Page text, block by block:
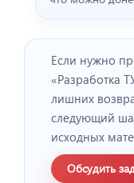
Если нужно
«Разработка
лишних
следующий
исходных
Обсудить